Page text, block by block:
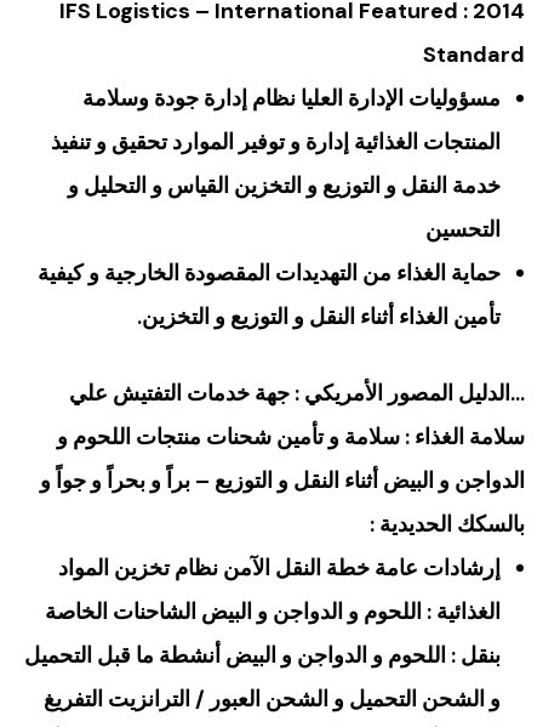
2014 : IFS Logistics – International Featured
Standard
مسؤوليات الإدارة العليا نظام إدارة جودة وسلامة
المنتجات الغذائية إدارة و توفير الموارد تحقيق و تنفيذ
خدمة النقل و التوزيع و التخزين القياس و التحليل و
التحسين
حماية الغذاء من التهديدات المقصودة الخارجية و كيفية
تأمين الغذاء أثناء النقل و التوزيع و التخزين.
…الدليل المصور الأمريكي : جهة خدمات التفتيش علي
سلامة الغذاء : سلامة و تأمين شحنات منتجات اللحوم و
الدواجن و البيض أثناء النقل و التوزيع – براً و بحراً و جواً و
بالسكك الحديدية :
إرشادات عامة خطة النقل الآمن نظام تخزين المواد
الغذائية : اللحوم و الدواجن و البيض الشاحنات الخاصة
بنقل : اللحوم و الدواجن و البيض أنشطة ما قبل التحميل
و الشحن التحميل و الشحن العبور / الترانزيت التفريغ